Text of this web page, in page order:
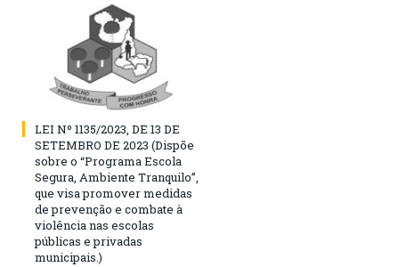
LEI Nº 1135/2023, DE 13 DE
SETEMBRO DE 2023 (Dispõe
sobre o “Programa Escola
Segura, Ambiente Tranquilo”,
que visa promover medidas
de prevenção e combate à
violência nas escolas
públicas e privadas
municipais.)